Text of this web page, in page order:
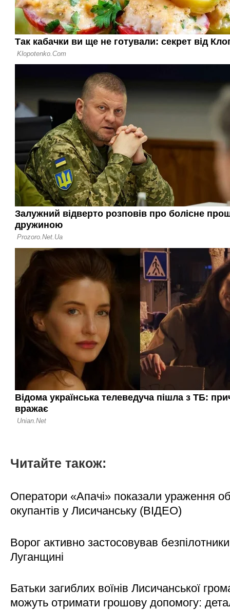
Читайте також:
Оператори «Апачі» показали ураження
окупантів у Лисичанську (ВІДЕО)
Ворог активно застосовував
Луганщині
Батьки загиблих воїнів Лисичанської
можуть отримати грошову допомогу: